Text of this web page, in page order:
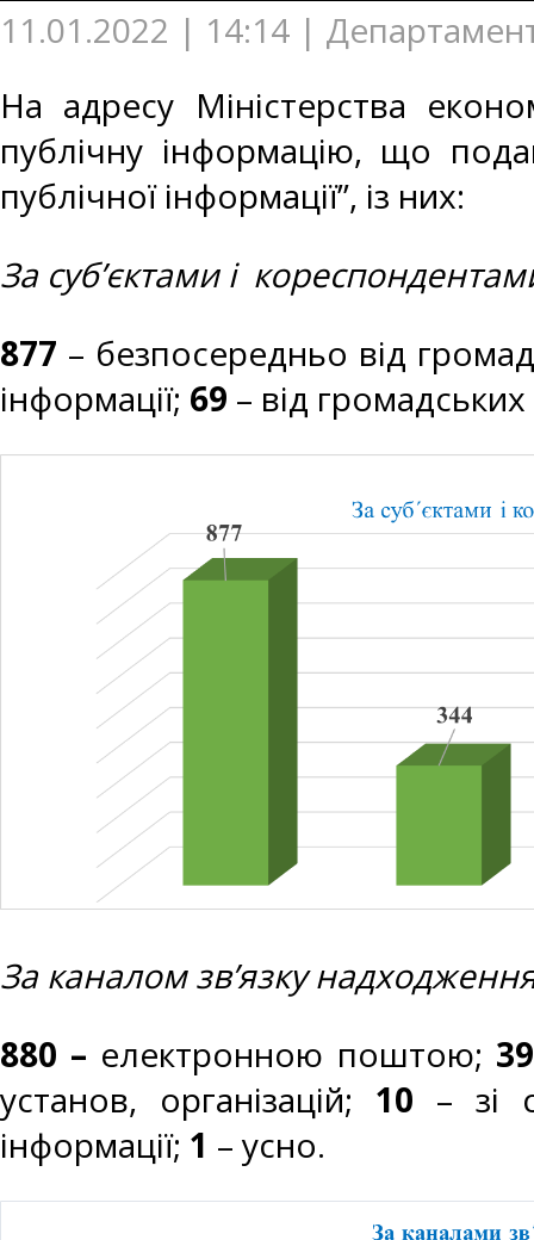
11.01.2022 | 14:14 |
На адресу Міністерства
публічну інформацію, що
публічної інформації”, із них:
За суб’єктами і
877 – безпосередньо від
інформації; 69 – від громадських
За каналом зв’язку
880 – електронною поштою;
установ, організацій; 10 – зі
інформації; 1 – усно.